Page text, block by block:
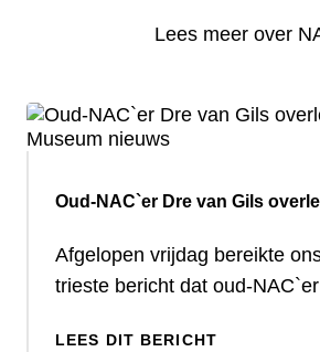
Lees meer over
Oud-NAC`er Dre van Gils
Afgelopen vrijdag bereikte
trieste bericht dat oud-
LEES DIT BERICHT